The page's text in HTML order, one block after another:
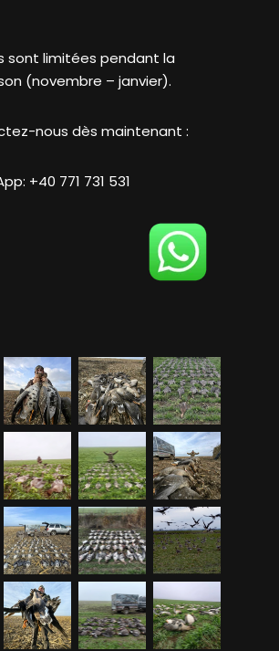
sont limitées pendant la
(novembre – janvier).
nous dès maintenant :
+40 771 731 531